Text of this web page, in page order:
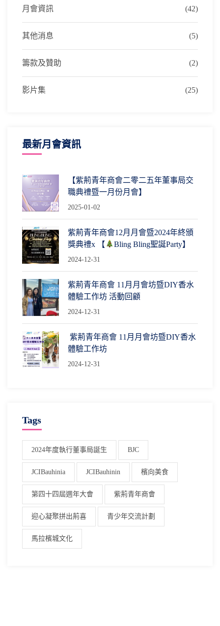
月會資訊 (42)
其他消息 (5)
籌款及贊助 (2)
影片集 (25)
最新月會資訊
【紫荊青年商會二零二五年董事局交
職典禮暨一月份月會】
2025-01-02
紫荊青年商會12月月會暨2024年終頒
獎典禮x 【
Bling Bling聖誕Party】
2024-12-31
紫荊青年商會 11月月會坊暨DIY香水
體驗工作坊 活動回顧
2024-12-31
紫荊青年商會 11月月會坊暨DIY香水
體驗工作坊
2024-12-31
Tags
2024年度執行董事局誕生 BJC
JCIBauhinia JCIBauhinin 檳向美食
第四十四屆週年大會 紫荊青年商會
迎心凝聚拼出荊喜 青少年交流計劃
馬拉檳城文化